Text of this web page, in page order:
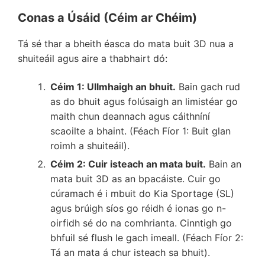
Conas a Úsáid (Céim ar Chéim)
Tá sé thar a bheith éasca do mata buit 3D nua a
shuiteáil agus aire a thabhairt dó:
Céim 1: Ullmhaigh an bhuit. Bain gach rud
as do bhuit agus folúsaigh an limistéar go
maith chun deannach agus cáithníní
scaoilte a bhaint. (Féach Fíor 1: Buit glan
roimh a shuiteáil).
Céim 2: Cuir isteach an mata buit. Bain an
mata buit 3D as an bpacáiste. Cuir go
cúramach é i mbuit do Kia Sportage (SL)
agus brúigh síos go réidh é ionas go n-
oirfidh sé do na comhrianta. Cinntigh go
bhfuil sé flush le gach imeall. (Féach Fíor 2:
Tá an mata á chur isteach sa bhuit).